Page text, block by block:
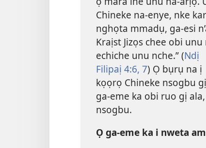
Chineke na-enye, nke
nghọta mmadụ, ga-esi
Kraịst Jizọs chee obi unu
echiche unu nche.” (Ndị
Filipaị 4:6, 7) Ọ bụrụ na ị
kọọrọ Chineke nsogbu
ga-eme ka obi ruo gị
nsogbu.
Ọ ga-eme ka i nweta